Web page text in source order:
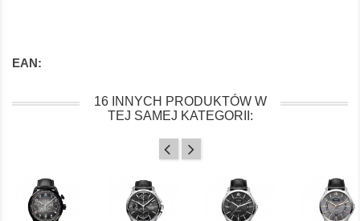
EAN:
16 INNYCH PRODUKTÓW W
TEJ SAMEJ KATEGORII: